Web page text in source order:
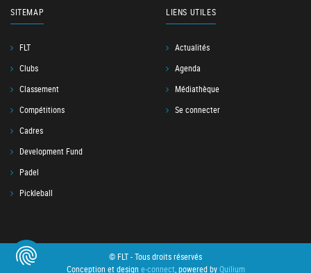
SITEMAP
FLT
Clubs
Classement
Compétitions
Cadres
Development Fund
Padel
Pickleball
LIENS UTILES
Actualités
Agenda
Médiathèque
Se connecter
© FLT - Tous droits réservés
Conception et design e-connect, powered byQuilium